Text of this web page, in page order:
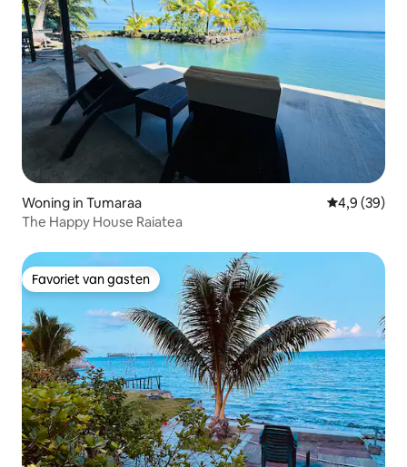
Woning in Tumaraa Gemiddelde
4,9 (39)
The Happy House Raiatea
Favoriet van gasten
Favoriet van gasten